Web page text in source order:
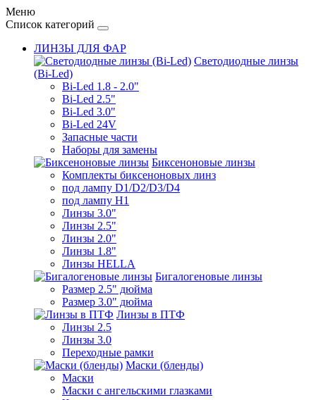
Меню
Список категорий
ЛИНЗЫ ДЛЯ ФАР
Светодиодные линзы
(Bi-Led)
Bi-Led 1.8 - 2.0"
Bi-Led 2.5"
Bi-Led 3.0"
Bi-Led 24V
Запасные части
Наборы для замены
Биксеноновые линзы
Комплекты биксеноновых линз
под лампу D1/D2/D3/D4
под лампу Н1
Линзы 3.0"
Линзы 2.5"
Линзы 2.0"
Линзы 1.8"
Линзы HELLA
Бигалогеновые линзы
Размер 2.5" дюйма
Размер 3.0" дюйма
Линзы в ПТФ
Линзы 2.5
Линзы 3.0
Переходные рамки
Маски (бленды)
Маски
Маски с ангельскими глазками